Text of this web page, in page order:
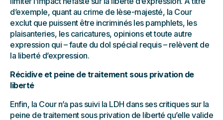
d’exemple, quant au crime de lèse-majesté, la Cour
exclut que puissent être incriminés les pamphlets, les
plaisanteries, les caricatures, opinions et toute autre
expression qui – faute du dol spécial requis – relèvent de
la liberté d’expression.
Récidive et peine de traitement sous privation de
liberté
Enfin, la Cour n’a pas suivi la LDH dans ses critiques sur la
peine de traitement sous privation de liberté qu’elle valide